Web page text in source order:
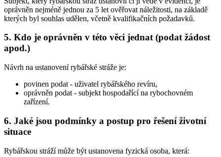
oprávněn nejméně jednou za 5 let ověřovat náležitosti, na základě
kterých byl souhlas udělen, včetně kvalifikačních požadavků.
5. Kdo je oprávněn v této věci jednat (podat žádost
apod.)
Návrh na ustanovení rybářské stráže je:
povinen podat - uživatel rybářského revíru,
oprávněn podat - subjekt hospodařící na rybochovném
zařízení.
6. Jaké jsou podmínky a postup pro řešení životní
situace
Rybářskou stráží může být ustanovena fyzická osoba, která: